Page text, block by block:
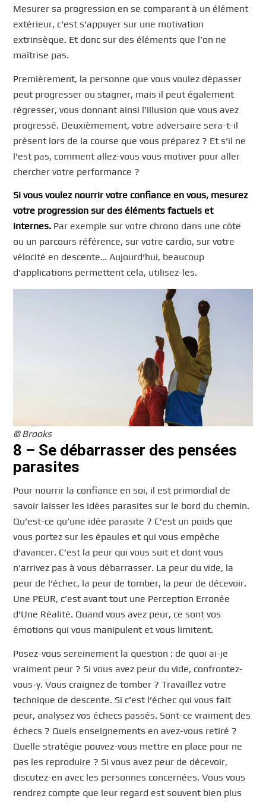
Mesurer sa progression en se comparant à un élément
extérieur, c’est s’appuyer sur une motivation
extrinsèque. Et donc sur des éléments que l’on ne
maîtrise pas.
Premièrement, la personne que vous voulez dépasser
peut progresser ou stagner, mais il peut également
régresser, vous donnant ainsi l’illusion que vous avez
progressé. Deuxièmement, votre adversaire sera-t-il
présent lors de la course que vous préparez ? Et s’il ne
l’est pas, comment allez-vous vous motiver pour aller
chercher votre performance ?
Si vous voulez nourrir votre confiance en vous, mesurez
votre progression sur des éléments factuels et
internes. Par exemple sur votre chrono dans une côte
ou un parcours référence, sur votre cardio, sur votre
vélocité en descente… Aujourd’hui, beaucoup
d’applications permettent cela, utilisez-les.
© Brooks
8 – Se débarrasser des pensées
parasites
Pour nourrir la confiance en soi, il est primordial de
savoir laisser les idées parasites sur le bord du chemin.
Qu’est-ce qu’une idée parasite ? C’est un poids que
vous portez sur les épaules et qui vous empêche
d’avancer. C’est la peur qui vous suit et dont vous
n’arrivez pas à vous débarrasser. La peur du vide, la
peur de l’échec, la peur de tomber, la peur de décevoir.
Une PEUR, c’est avant tout une Perception Erronée
d’Une Réalité. Quand vous avez peur, ce sont vos
émotions qui vous manipulent et vous limitent.
Posez-vous sereinement la question : de quoi ai-je
vraiment peur ? Si vous avez peur du vide, confrontez-
vous-y. Vous craignez de tomber ? Travaillez votre
technique de descente. Si c’est l’échec qui vous fait
peur, analysez vos échecs passés. Sont-ce vraiment des
échecs ? Quels enseignements en avez-vous retiré ?
Quelle stratégie pouvez-vous mettre en place pour ne
pas les reproduire ? Si vous avez peur de décevoir,
discutez-en avec les personnes concernées. Vous vous
rendrez compte que leur regard est souvent bien plus